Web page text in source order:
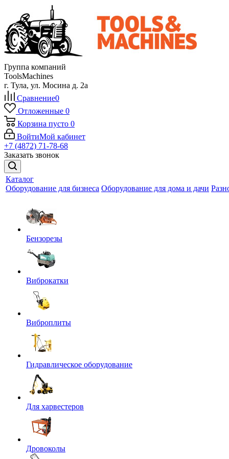
Группа компаний
ToolsMachines
г. Тула, ул. Мосина д. 2а
Сравнение0
Отложенные 0
Корзина пусто 0
ВойтиМой кабинет
+7 (4872) 71-78-68
Заказать звонок
Каталог
Оборудование для бизнеса Оборудование для дома и дачи
Бензорезы
Виброкатки
Виброплиты
Гидравлическое оборудование
Для харвестеров
Дровоколы